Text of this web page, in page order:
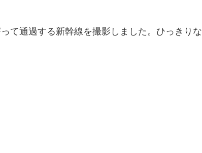
て通過する新幹線を撮影しました。ひっきりな